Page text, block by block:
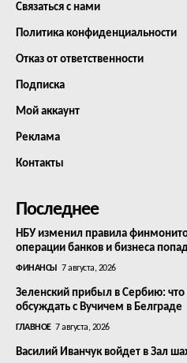
Связаться с нами
Политика конфиденциальности
Отказ от ответственности
Подписка
Мой аккаунт
Реклама
Контакты
Последнее
НБУ изменил правила
операции банков и бизнеса
ФИНАНСЫ 7 августа, 2026
Зеленский прибыл в Сербию:
обсуждать с Вучичем в Белграде
ГЛАВНОЕ 7 августа, 2026
Василий Иванчук войдет в Зал